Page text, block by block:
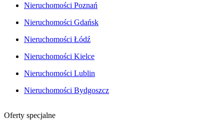
Nieruchomości Poznań
Nieruchomości Gdańsk
Nieruchomości Łódź
Nieruchomości Kielce
Nieruchomości Lublin
Nieruchomości Bydgoszcz
Oferty specjalne